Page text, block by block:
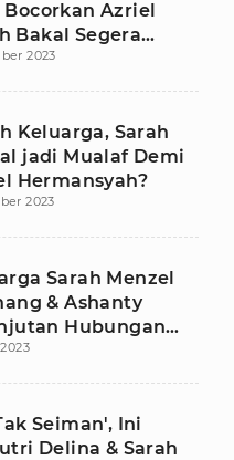
Bocorkan Azriel
Bakal Segera
2023
Keluarga, Sarah
jadi Mualaf Demi
Hermansyah?
2023
Sarah Menzel
& Ashanty
Hubungan
Seiman', Ini
Delina & Sarah